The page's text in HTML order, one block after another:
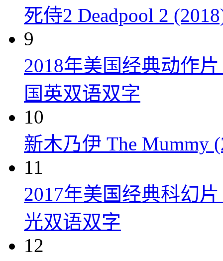
死侍2 Deadpool 2
9
2018年美国经典动作
国英双语双字
10
新木乃伊 The Mummy
11
2017年美国经典科幻
光双语双字
12